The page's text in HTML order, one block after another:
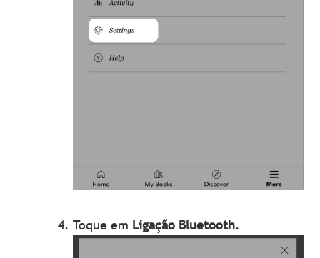
Toque em Ligação Bluetooth.